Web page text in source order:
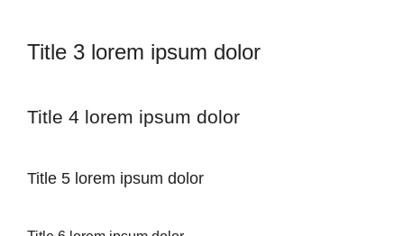
Title 3 lorem ipsum dolor
Title 4 lorem ipsum dolor
Title 5 lorem ipsum dolor